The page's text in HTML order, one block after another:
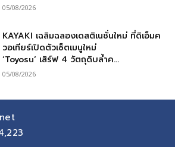
05/08/2026
KAYAKI เฉลิมฉลองเดสติเนชั่นใหม่ ที่ดิเอ็มค
วอเทียร์เปิดตัวเซ็ตเมนูใหม่
‘Toyosu’ เสิร์ฟ 4 วัตถุดิบล้ำค...
05/08/2026